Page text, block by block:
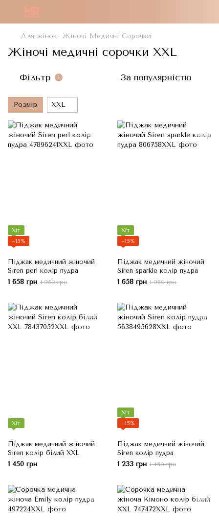
Для жінок Жіночі Медичні Сорочки
Жіночі медичні сорочки XXL
Фільтр 1 За популярністю
Розмір XXL
Хіт
−15%
Піджак медичний жіночий
Siren perl колір пудра
1 658 грн 1 950 грн
Хіт
−15%
Піджак медичний жіночий
Siren sparkle колір пудра
1 658 грн 1 950 грн
Хіт
Піджак медичний жіночий
Siren колір білий XXL
1 450 грн
Хіт
−15%
Піджак медичний жіночий
Siren колір пудра
1 233 грн 1 450 грн